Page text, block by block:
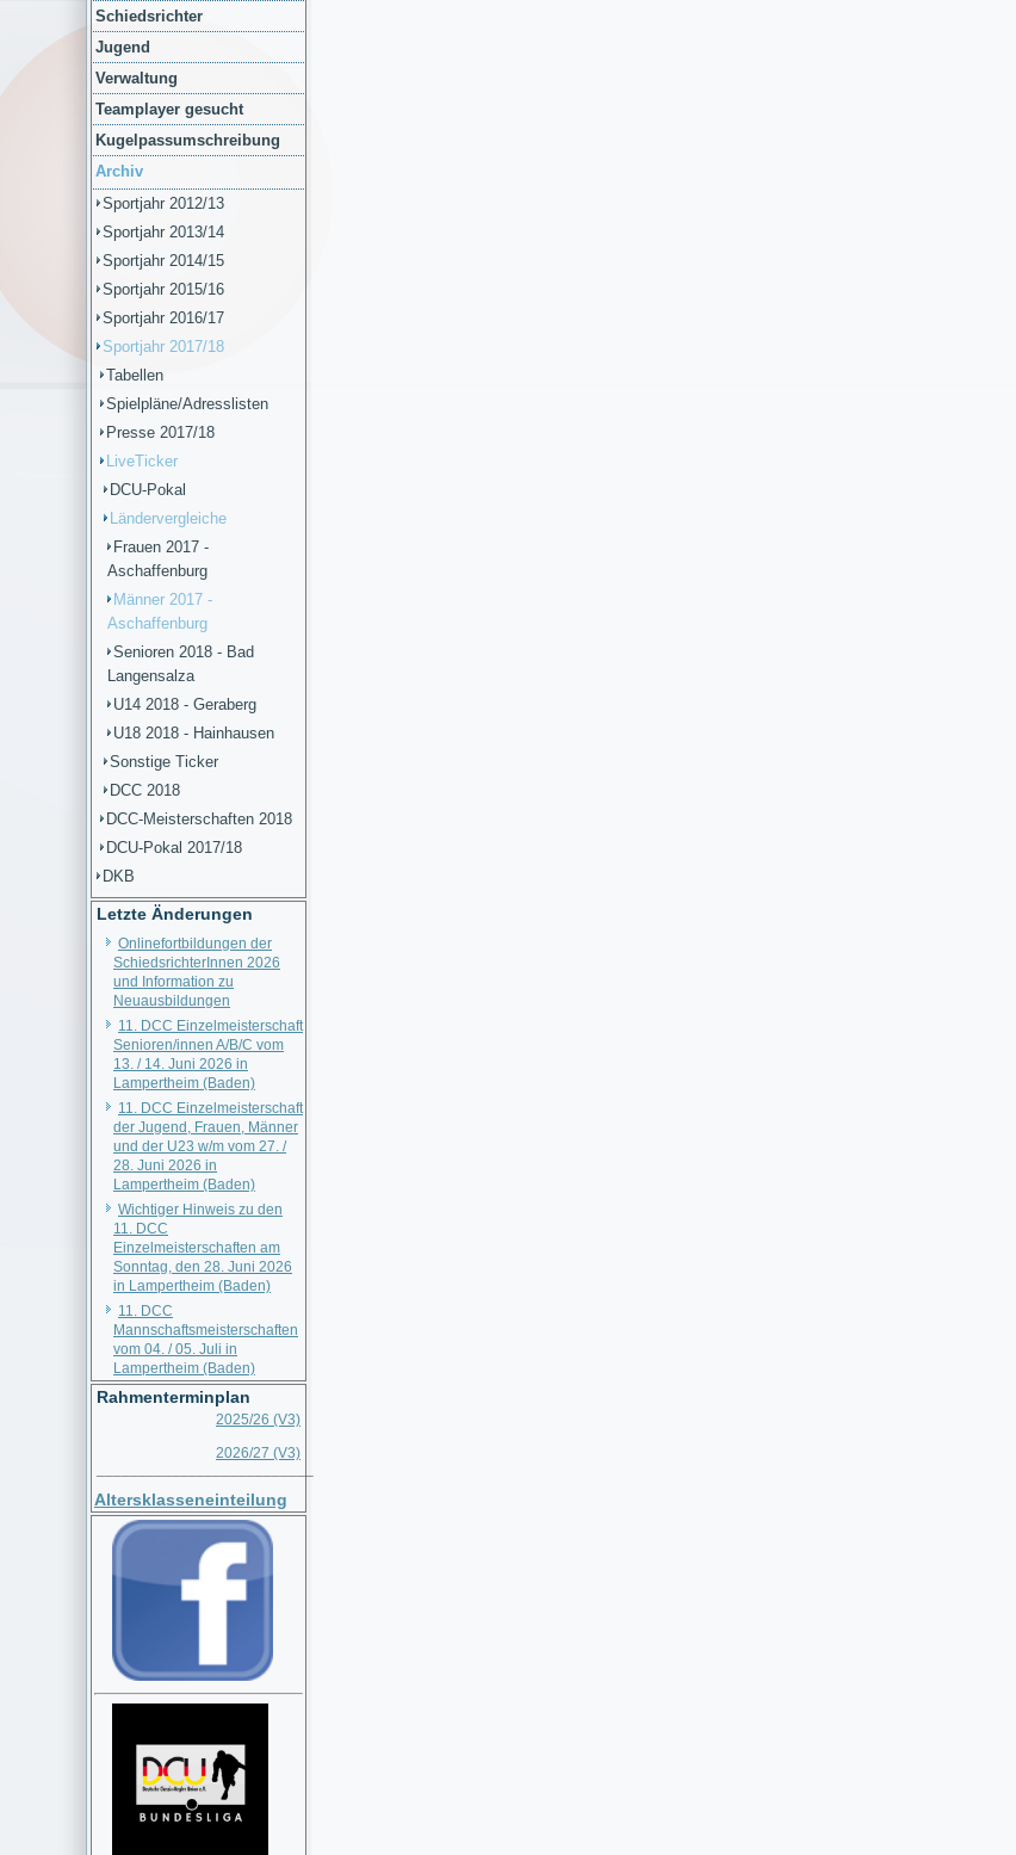
Schiedsrichter
Jugend
Verwaltung
Teamplayer gesucht
Kugelpassumschreibung
Archiv
Sportjahr 2012/13
Sportjahr 2013/14
Sportjahr 2014/15
Sportjahr 2015/16
Sportjahr 2016/17
Sportjahr 2017/18
Tabellen
Spielpläne/Adresslisten
Presse 2017/18
LiveTicker
DCU-Pokal
Ländervergleiche
Frauen 2017 -
Aschaffenburg
Männer 2017 -
Aschaffenburg
Senioren 2018 - Bad
Langensalza
U14 2018 - Geraberg
U18 2018 - Hainhausen
Sonstige Ticker
DCC 2018
DCC-Meisterschaften 2018
DCU-Pokal 2017/18
DKB
Letzte Änderungen
Onlinefortbildungen der
SchiedsrichterInnen 2026
und Information zu
Neuausbildungen
11. DCC Einzelmeisterschaft
Senioren/innen A/B/C vom
13. / 14. Juni 2026 in
Lampertheim (Baden)
11. DCC Einzelmeisterschaft
der Jugend, Frauen, Männer
und der U23 w/m vom 27. /
28. Juni 2026 in
Lampertheim (Baden)
Wichtiger Hinweis zu den
11. DCC
Einzelmeisterschaften am
Sonntag, den 28. Juni 2026
in Lampertheim (Baden)
11. DCC
Mannschaftsmeisterschaften
vom 04. / 05. Juli in
Lampertheim (Baden)
Rahmenterminplan
2025/26 (V3)
2026/27 (V3)
Altersklasseneinteilung